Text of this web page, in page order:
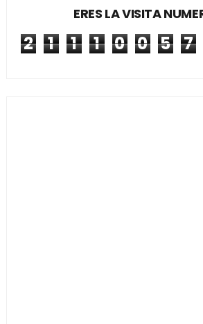
ERES LA VISITA
2 1 1 1 0 0 5 7